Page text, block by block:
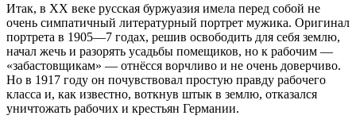
Итак, в XX веке русская буржуазия имела перед собой не
очень симпатичный литературный портрет мужика. Оригинал
портрета в 1905—7 годах, решив освободить для себя землю,
начал жечь и разорять усадьбы помещиков, но к рабочим —
«забастовщикам» — отнёсся ворчливо и не очень доверчиво.
Но в 1917 году он почувствовал простую правду рабочего
класса и, как известно, воткнув штык в землю, отказался
уничтожать рабочих и крестьян Германии.